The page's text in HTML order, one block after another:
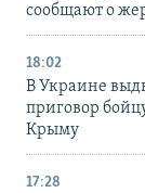
сообщают о
18:02
В Украине
приговор
Крыму
17:28